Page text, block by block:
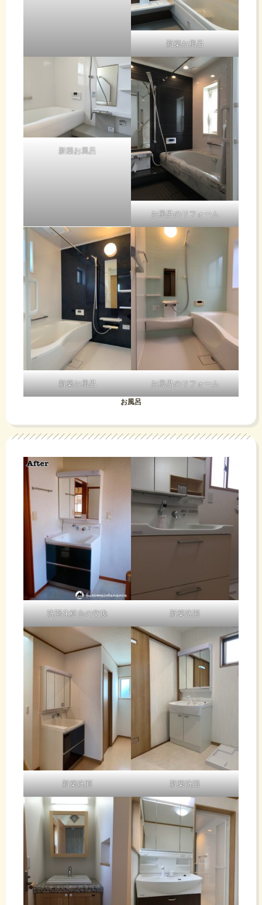
での必要水
ブ
壊
し
節水してい
るわけで
す。一見流
れたように
見
え
な
く
な
っ
た
だ
け
見
え
な
録を
取っ
て
い
ま
し
た。
ア
ラ
フ
ィ
フ
お
じ
さ
ん
電池
の観
察と
い
う自
由研
究を
2年
7か
月続
イズ）の用
意ができれ
ば取り付け
て完了で
し
い
感
じ
方、
お
問
い
合
わ
せ
お
ち
し
て
お
新築お風呂
新築お風呂
お風呂のリフォーム
新築お風呂 お風呂のリフォーム
お風呂
洗面化粧台の交換 新築洗面
新築洗面 新築洗面